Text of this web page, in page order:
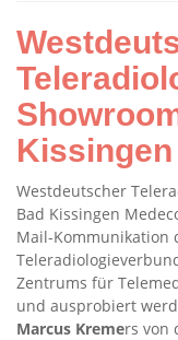
Kissingen
Westdeutscher
Bad Kissingen
Mail-Kommunikation
Zentrums für
und ausprobiert
Marcus Kremers von